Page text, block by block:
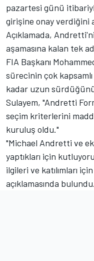
pazartesi günü
girişine onay verdiğini
Açıklamada,
aşamasına kalan tek
FIA Başkanı
sürecinin çok
kadar uzun
Sulayem, "Andretti
seçim kriterlerini
kuruluş oldu."
"Michael Andretti ve
yaptıkları için
ilgileri ve katılımları
açıklamasında bulundu.